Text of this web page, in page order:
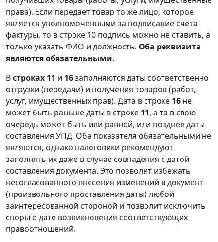
права). Если передает товар то же лицо, которое
является уполномоченными за подписание счета-
фактуры, то в строке 10 подпись можно не ставить, а
только указать ФИО и должность. Оба реквизита
являются обязательными.
Встроках 11 и 16заполняются даты соответственно
отгрузки (передачи) и получения товаров (работ,
услуг, имущественных прав). Дата в строке 16 не
может быть раньше даты в строке 11, а та в свою
очередь может быть или равной, или позднее даты
составления УПД. Оба показателя обязательными не
являются, однако налоговики рекомендуют
заполнять их даже в случае совпадения с датой
составления документа. Это позволит избежать
несогласованного внесения изменений в документ
(произвольного проставления даты) любой
заинтересованной стороной и позволит исключить
споры о дате возникновения соответствующих
правоотношений.